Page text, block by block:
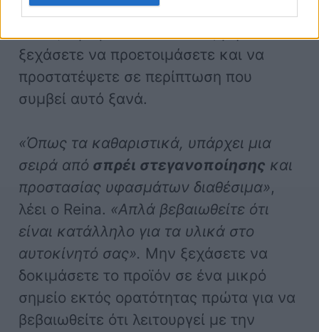
ξεχάσετε να προετοιμάσετε και να
προστατέψετε σε περίπτωση που
συμβεί αυτό ξανά.
«Όπως τα καθαριστικά, υπάρχει μια
σειρά από σπρέι στεγανοποίησης και
προστασίας υφασμάτων διαθέσιμα»,
λέει ο Reina. «Απλά βεβαιωθείτε ότι
είναι κατάλληλο για τα υλικά στο
αυτοκίνητό σας». Μην ξεχάσετε να
δοκιμάσετε το προϊόν σε ένα μικρό
σημείο εκτός ορατότητας πρώτα για να
βεβαιωθείτε ότι λειτουργεί με την